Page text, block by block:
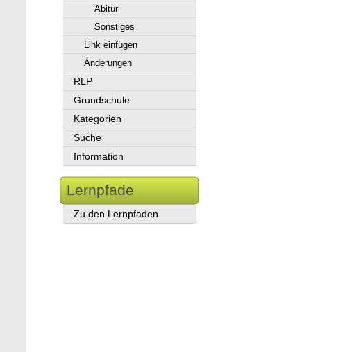
Abitur
Sonstiges
Link einfügen
Änderungen
RLP
Grundschule
Kategorien
Suche
Information
Lernpfade
Zu den Lernpfaden